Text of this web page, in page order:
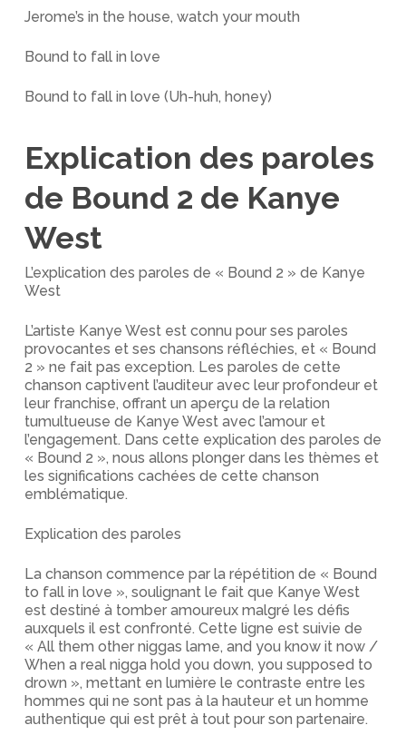
Jerome’s in the house, watch your mouth
Bound to fall in love
Bound to fall in love (Uh-huh, honey)
Explication des paroles
de Bound 2 de Kanye
West
L’explication des paroles de « Bound 2 » de Kanye
West
L’artiste Kanye West est connu pour ses paroles
provocantes et ses chansons réfléchies, et « Bound
2 » ne fait pas exception. Les paroles de cette
chanson captivent l’auditeur avec leur profondeur et
leur franchise, offrant un aperçu de la relation
tumultueuse de Kanye West avec l’amour et
l’engagement. Dans cette explication des paroles de
« Bound 2 », nous allons plonger dans les thèmes et
les significations cachées de cette chanson
emblématique.
Explication des paroles
La chanson commence par la répétition de « Bound
to fall in love », soulignant le fait que Kanye West
est destiné à tomber amoureux malgré les défis
auxquels il est confronté. Cette ligne est suivie de
« All them other niggas lame, and you know it now /
When a real nigga hold you down, you supposed to
drown », mettant en lumière le contraste entre les
hommes qui ne sont pas à la hauteur et un homme
authentique qui est prêt à tout pour son partenaire.